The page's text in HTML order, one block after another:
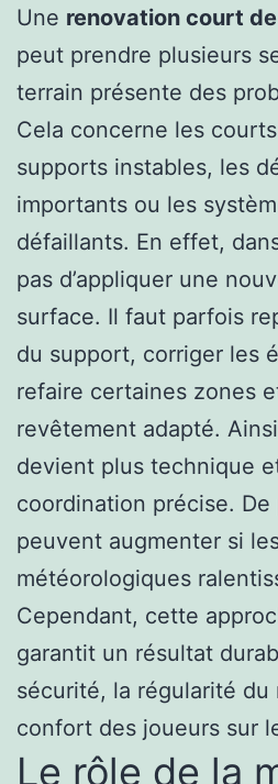
Une renovation court
peut prendre plusieurs
terrain présente des
Cela concerne les
supports instables, les
importants ou les
défaillants. En effet,
pas d’appliquer une
surface. Il faut parfois
du support, corriger les
refaire certaines zones
revêtement adapté.
devient plus technique
coordination précise. De
peuvent augmenter si
météorologiques
Cependant, cette
garantit un résultat
sécurité, la régularité du
confort des joueurs sur
Le rôle de la